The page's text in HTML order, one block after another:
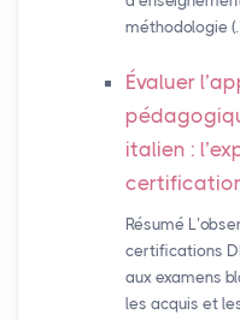
méthodologie
Évaluer
italien :
Résumé
certifications
aux examens
les acquis et